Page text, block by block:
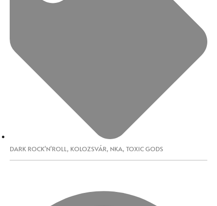
DARK ROCK'N'ROLL, KOLOZSVÁR, NKA, TOXIC GODS